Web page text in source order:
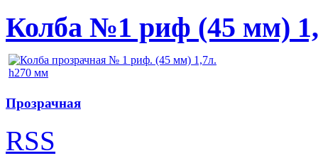
Колба №1 риф (45 мм)
Прозрачная
RSS